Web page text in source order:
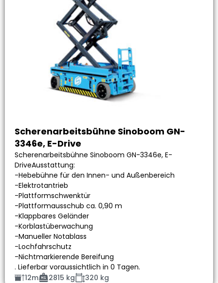
Scherenarbeitsbühne Sinoboom GN-
3346e, E-Drive
Scherenarbeitsbühne Sinoboom GN-3346e, E-
DriveAusstattung:
-Hebebühne für den Innen- und Außenbereich
-Elektrotantrieb
-Plattformschwenktür
-Plattformausschub ca. 0,90 m
-Klappbares Geländer
-Korblastüberwachung
-Manueller Notablass
-Lochfahrschutz
-Nichtmarkierende Bereifung
. Lieferbar voraussichtlich in 0 Tagen.
12m
2815 kg 320 kg